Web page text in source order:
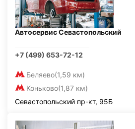
Автосервис Севастопольский
+7 (499) 653-72-12
Беляево(1,59 км)
Коньково(1,87 км)
Севастопольский пр-кт, 95Б